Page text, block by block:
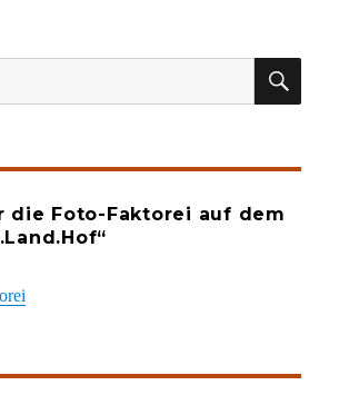
die Foto-Faktorei auf dem